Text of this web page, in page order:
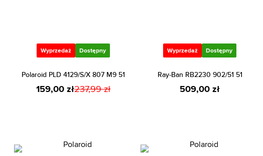
Wyprzedaż Dostępny
Polaroid PLD 4129/S/X 807 M9 51
159,00 zł237,99 zł
Wyprzedaż Dostępny
Ray-Ban RB2230 902/51 51
509,00 zł